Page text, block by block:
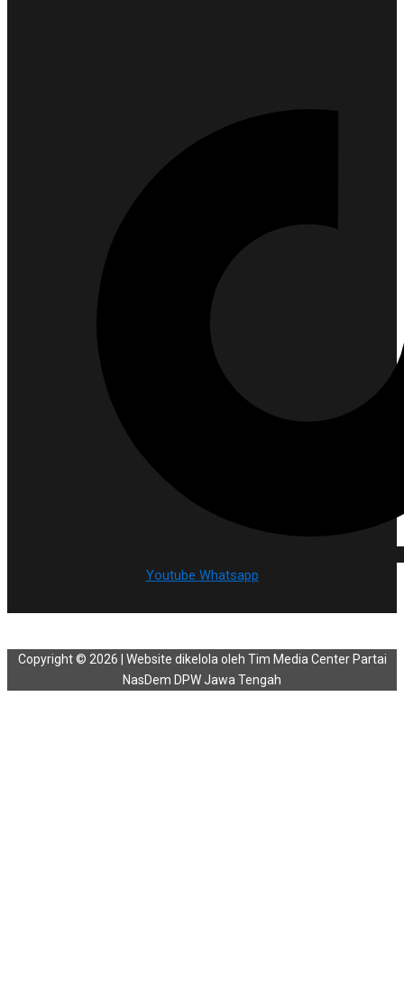
Youtube Whatsapp
Copyright © 2026 | Website dikelola oleh Tim Media Center Partai
NasDem DPW Jawa Tengah